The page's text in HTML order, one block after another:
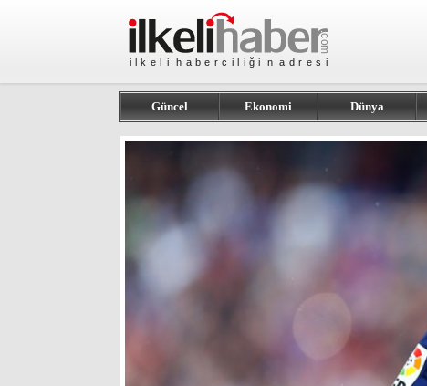
Güncel Ekonomi Dünya